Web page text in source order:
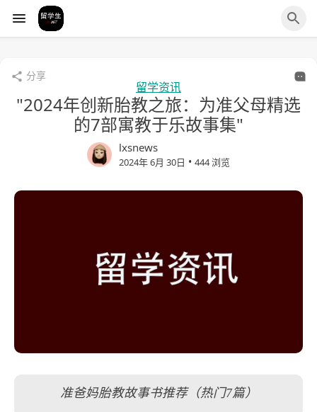
分享
留学资讯
"2024年创新胎教之旅：为准父母精选
的7部寓教于乐故事集"
lxsnews
2024年 6月 30日 • 444 浏览
准爸妈胎教故事书推荐（热门7篇）